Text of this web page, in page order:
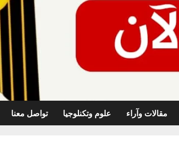
مقالات وآراء علوم وتكنلوجيا تواصل معنا